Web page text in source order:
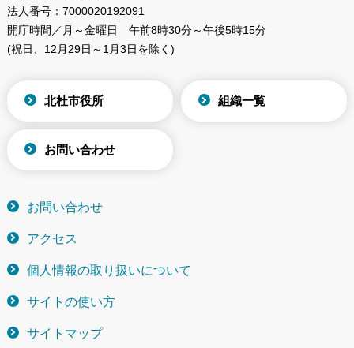
法人番号： 7000020192091
開庁時間／月～金曜日
午前8時30分～午後5時15分
(祝日、12月29日～1月3日を除く)
北杜市役所 組織一覧
お問い合わせ
お問い合わせ
アクセス
個人情報の取り扱いについて
サイトの使い方
サイトマップ